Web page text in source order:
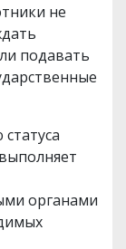
не
подавать
органами